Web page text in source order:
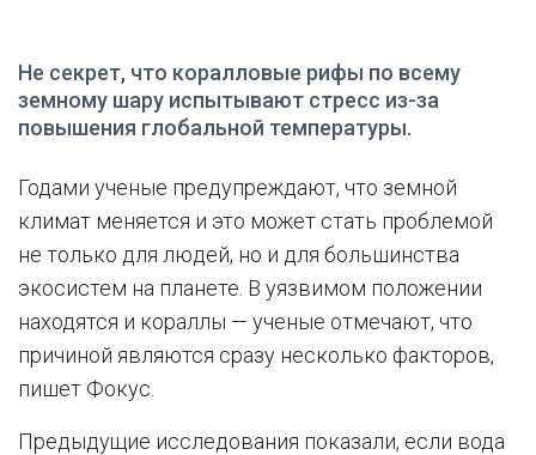
Не секрет, что коралловые рифы по всему
земному шару испытывают стресс из-за
повышения глобальной температуры.
Годами ученые предупреждают, что земной
климат меняется и это может стать проблемой
не только для людей, но и для большинства
экосистем на планете. В уязвимом положении
находятся и кораллы — ученые отмечают, что
причиной являются сразу несколько факторов,
пишет Фокус.
Предыдущие исследования показали, если вода